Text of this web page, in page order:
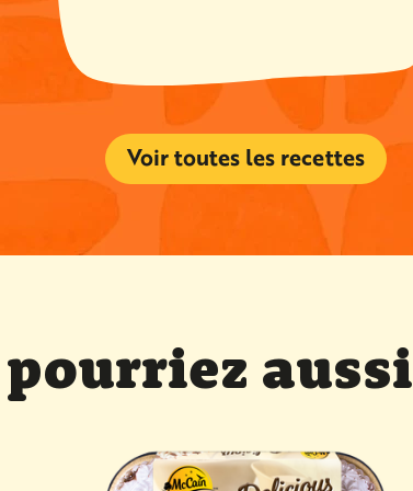
Voir toutes les recettes
pourriez aussi